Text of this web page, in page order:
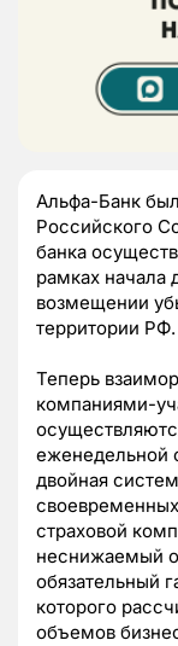
Альфа-Банк
Российского
банка
рамках начала
возмещении
территории РФ.
Теперь
компаниями-
еженедельной
двойная
страховой
неснижаемый
обязательный
которого
объемов